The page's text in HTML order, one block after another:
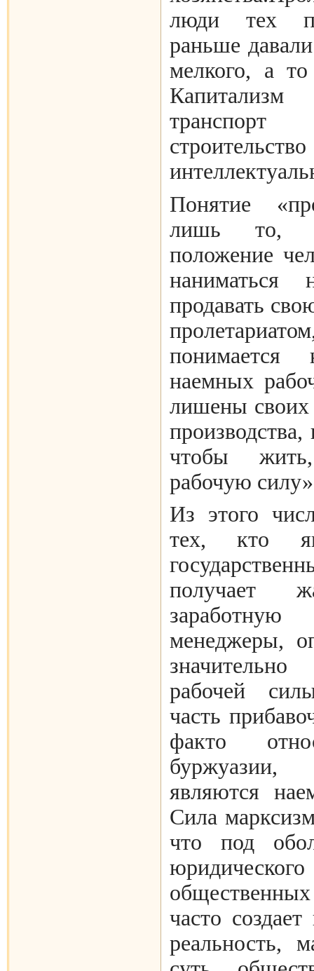
люди тех
раньше
мелкого, а
Капитализм
Понятие
лишь то,
положение
продавать
понимается
наемных
лишены своих
чтобы
рабочую
Из этого
тех, кто
получает
менеджеры,
рабочей
часть
факто
являются
Сила
что под
часто
реальность,